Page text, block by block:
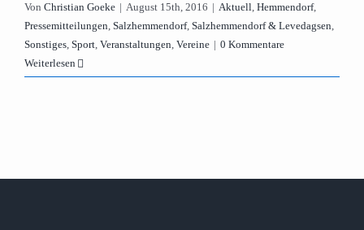
Von Christian Goeke | August 15th, 2016 | Aktuell, Hemmendorf,
Pressemitteilungen, Salzhemmendorf, Salzhemmendorf & Levedagsen,
Sonstiges, Sport, Veranstaltungen, Vereine | 0 Kommentare
Weiterlesen